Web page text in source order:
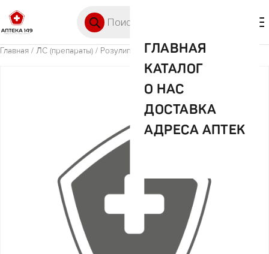
ГЛАВНАЯ
КАТАЛОГ
О НАС
ДОСТАВКА
АДРЕСА АПТЕК
Главная / ЛС (препараты) / Розулип Плюс 5мг+10 мг капс. №30